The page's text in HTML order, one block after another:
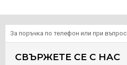
За поръчка по телефон или при въпрос
СВЪРЖЕТЕ СЕ С НАС